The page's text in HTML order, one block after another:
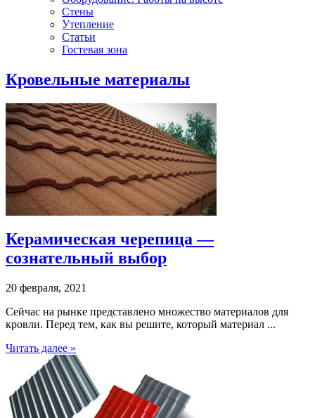
Стены
Утепление
Статьи
Гостевая зона
Кровельные материалы
Керамическая черепица —
сознательный выбор
20 февраля, 2021
Сейчас на рынке представлено множество материалов для
кровли. Перед тем, как вы решите, который материал ...
Читать далее »